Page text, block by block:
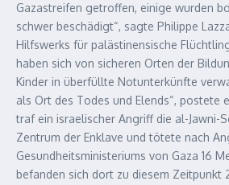
Gazastreifen getroffen, einige wurden
schwer beschädigt“, sagte Philippe
Hilfswerks für palästinensische
haben sich von sicheren Orten der
Kinder in überfüllte Notunterkünfte
als Ort des Todes und Elends“, postete
traf ein israelischer Angriff die al-Jawni-
Zentrum der Enklave und tötete nach
Gesundheitsministeriums von Gaza 16
befanden sich dort zu diesem Zeitpunkt